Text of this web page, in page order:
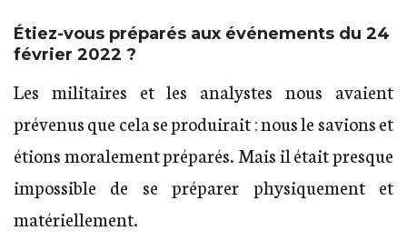
Étiez-vous préparés aux événements du 24
février 2022 ?
Les militaires et les analystes nous avaient
prévenus que cela se produirait : nous le savions et
étions moralement préparés. Mais il était presque
impossible de se préparer physiquement et
matériellement.